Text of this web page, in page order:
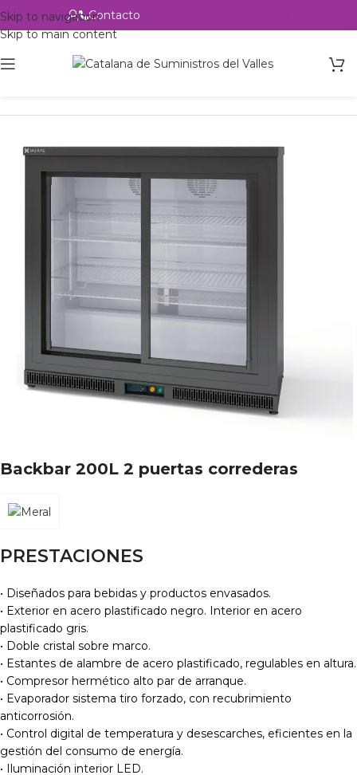
Skip to navigation
Skip to main content
Contacto
Backbar 200L 2 puertas correderas
PRESTACIONES
• Diseñados para bebidas y productos envasados.
• Exterior en acero plastificado negro. Interior en acero
plastificado gris.
• Doble cristal sobre marco.
• Estantes de alambre de acero plastificado, regulables en altura.
• Compresor hermético alto par de arranque.
• Evaporador sistema tiro forzado, con recubrimiento
anticorrosión.
• Control digital de temperatura y desescarches, eficientes en la
gestión del consumo de energía.
• Iluminación interior LED.